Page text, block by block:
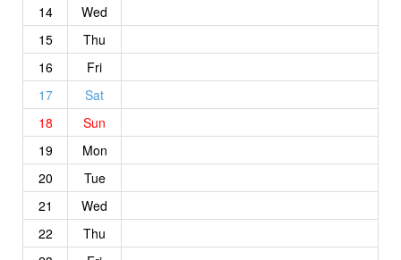
14
Wed
15
Thu
16
Fri
17
Sat
18
Sun
19
Mon
20
Tue
21
Wed
22
Thu